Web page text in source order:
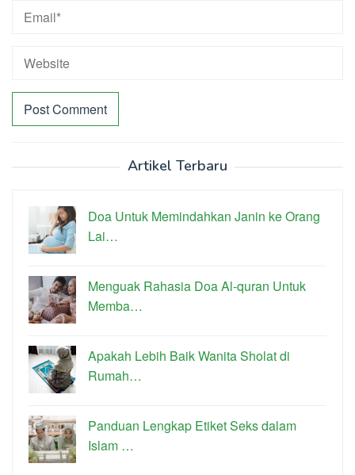
Artikel Terbaru
Doa Untuk Memindahkan Janin ke Orang
Lai…
Menguak Rahasia Doa Al-quran Untuk
Memba…
Apakah Lebih Baik Wanita Sholat di
Rumah…
Panduan Lengkap Etiket Seks dalam
Islam …